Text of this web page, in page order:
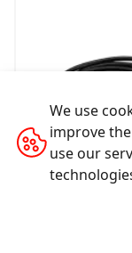
We use
improve
use our